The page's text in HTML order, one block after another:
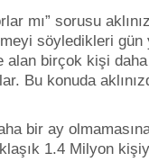
mı” sorusu
söyledikleri gün
alan birçok kişi
Bu konuda
bir ay
1.4 Milyon